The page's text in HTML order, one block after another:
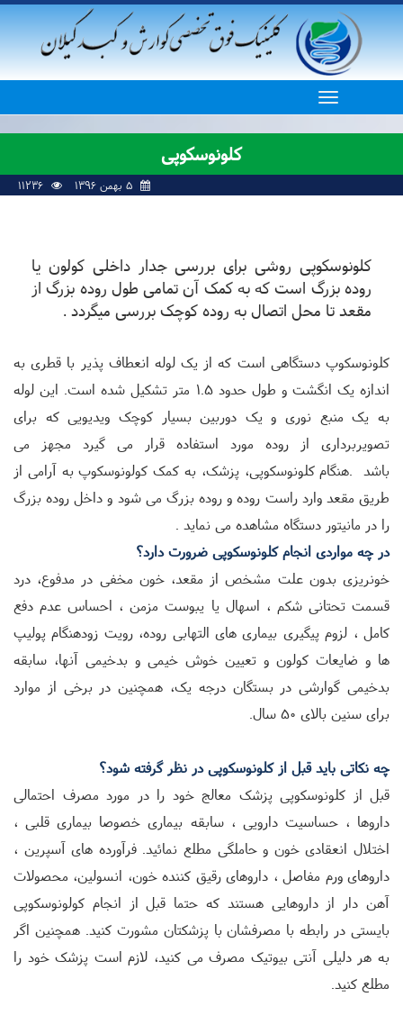
کلونوسکوپی
۵ بهمن ۱۳۹۶ 11236
کلونوسکوپی روشی برای بررسی جدار داخلی کولون یا
روده بزرگ است که به کمک آن تمامی طول روده بزرگ از
مقعد تا محل اتصال به روده کوچک بررسی میگردد .
کلونوسکوپ دستگاهی است که از یک لوله انعطاف پذیر با قطری به
اندازه یک انگشت و طول حدود 1.5 متر تشکیل شده است. این لوله
به یک منبع نوری و یک دوربین بسیار کوچک ویدیویی که برای
تصویربرداری از روده مورد استفاده قرار می گیرد مجهز می
باشد . هنگام کلونوسکوپی، پزشک، به کمک کولونوسکوپ به آرامی از
طریق مقعد وارد راست روده و روده بزرگ می شود و داخل روده بزرگ
را در مانیتور دستگاه مشاهده می نماید .
در چه مواردی انجامکلونوسکوپیضرورت دارد؟
خونریزی بدون علت مشخص از مقعد، خون مخفی در مدفوع، درد
قسمت تحتانی شکم ، اسهال یا یبوست مزمن ، احساس عدم دفع
کامل ، لزوم پیگیری بیماری های التهابی روده، رویت زودهنگام پولیپ
ها و ضایعات کولون و تعیین خوش خیمی و بدخیمی آنها، سابقه
بدخیمی گوارشی در بستگان درجه یک، همچنین در برخی از موارد
برای سنین بالای 50 سال
.
چه نکاتی باید قبل از کلونوسکوپی در نظر گرفته شود؟
قبل از کلونوسکوپی پزشک معالج خود را در مورد مصرف احتمالی
داروها ، حساسیت دارویی ، سابقه بیماری خصوصا بیماری قلبی ،
اختلال انعقادی خون و حاملگی مطلع نمائید. فرآورده های آسپرین ،
داروهای ورم مفاصل ، داروهای رقیق کننده خون، انسولین، محصولات
آهن دار از داروهایی هستند که حتما قبل از انجام کولونوسکوپی
بایستی در رابطه با مصرفشان با پزشکتان مشورت کنید. همچنین اگر
به هر دلیلی آنتی بیوتیک مصرف می کنید، لازم است پزشک خود را
مطلع کنید.